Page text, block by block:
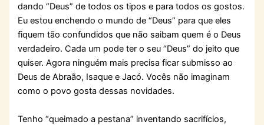
dando “Deus” de todos os tipos e para todos os gostos.
Eu estou enchendo o mundo de “Deus” para que eles
fiquem tão confundidos que não saibam quem é o Deus
verdadeiro. Cada um pode ter o seu “Deus” do jeito que
quiser. Agora ninguém mais precisa ficar submisso ao
Deus de Abraão, Isaque e Jacó. Vocês não imaginam
como o povo gosta dessas novidades.
Tenho “queimado a pestana” inventando sacrifícios,